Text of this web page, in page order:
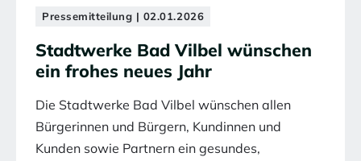
Pressemitteilung | 02.01.2026
Stadtwerke Bad Vilbel wünschen
ein frohes neues Jahr
Die Stadtwerke Bad Vilbel wünschen allen
Bürgerinnen und Bürgern, Kundinnen und
Kunden sowie Partnern ein gesundes,